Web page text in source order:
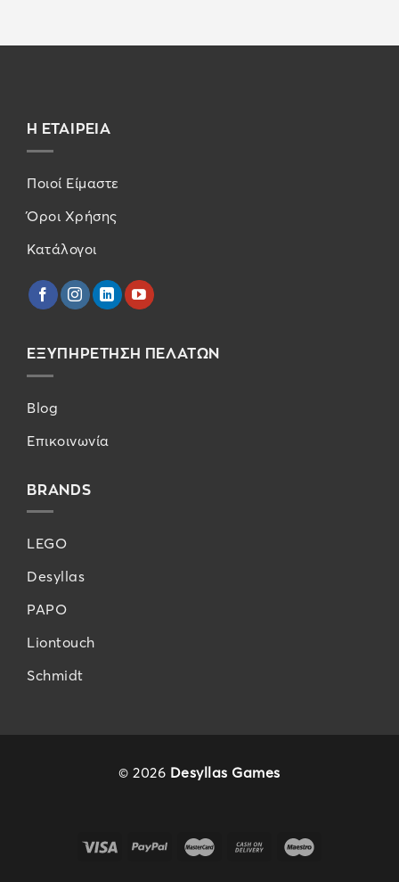
Η ΕΤΑΙΡΕΙΑ
Ποιοί Είμαστε
Όροι Χρήσης
Κατάλογοι
ΕΞΥΠΗΡΕΤΗΣΗ ΠΕΛΑΤΩΝ
Blog
Επικοινωνία
BRANDS
LEGO
Desyllas
PAPO
Liontouch
Schmidt
© 2026 Desyllas Games